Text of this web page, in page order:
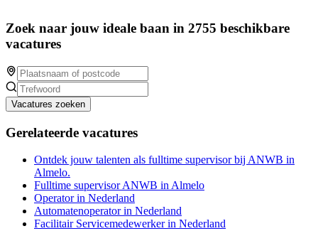
Zoek naar jouw ideale baan in 2755 beschikbare
vacatures
Vacatures zoeken
Gerelateerde vacatures
Ontdek jouw talenten als fulltime supervisor bij ANWB in
Almelo.
Fulltime supervisor ANWB in Almelo
Operator in Nederland
Automatenoperator in Nederland
Facilitair Servicemedewerker in Nederland